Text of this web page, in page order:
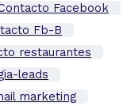
Facebook
Fb-B
restaurantes
leads
marketing